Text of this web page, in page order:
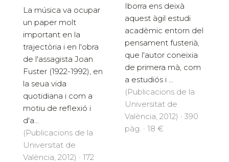
La música va ocupar
un paper molt
important en la
trajectòria i en l'obra
de l'assagista Joan
Fuster (1922-1992), en
la seua vida
quotidiana i com a
motiu de reflexió i
d'a...
(Publicacions de la
Universitat de
València, 2012) · 172
Iborra ens deixà
aquest àgil estudi
acadèmic entorn del
pensament fusterià,
que l'autor coneixia
de primera mà, com
a estudiós i ...
(Publicacions de la
Universitat de
València, 2012) · 390
pàg. · 18 €